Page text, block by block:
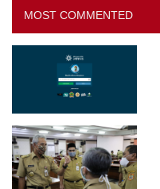
MOST COMMENTED